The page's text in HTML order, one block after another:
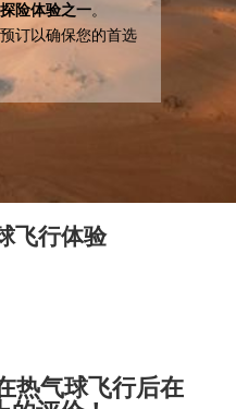
险体验之一。
订以确保您的首选
飞行体验
热气球飞行后在